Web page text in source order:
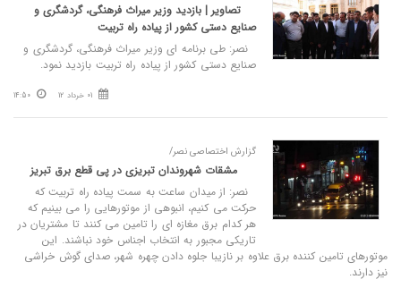
تصاویر | بازدید وزیر میراث فرهنگی، گردشگری و
صنایع دستی کشور از پیاده راه تربیت
نصر: طی برنامه ای وزیر میراث فرهنگی، گردشگری و
صنایع دستی کشور از پیاده راه تربیت بازدید نمود.
01 خرداد 12 14:50
گزارش اختصاصی نصر/
مشقات شهروندان تبریزی در پی قطع برق تبریز
نصر: از میدان ساعت به سمت پیاده راه تربیت که
حرکت می کنیم، انبوهی از موتورهایی را می بینیم که
هر کدام برق مغازه ای را تامین می کنند تا مشتریان در
تاریکی مجبور به انتخاب اجناس خود نباشند. این
موتورهای تامین کننده برق علاوه بر نازیبا جلوه دادن چهره شهر، صدای گوش خراشی
نیز دارند.